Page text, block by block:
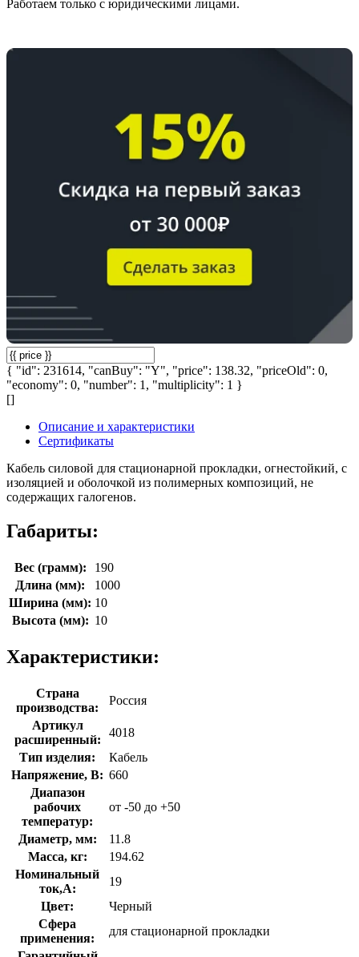
Работаем только с юридическими лицами.
{ "id": 231614, "canBuy": "Y", "price": 138.32, "priceOld": 0,
"economy": 0, "number": 1, "multiplicity": 1 }
[]
Описание и характеристики
Сертификаты
Кабель силовой для стационарной прокладки, огнестойкий, с
изоляцией и оболочкой из полимерных композиций, не
содержащих галогенов.
Габариты:
Вес (грамм):
190
Длина (мм):
1000
Ширина (мм): 10
Высота (мм): 10
Характеристики:
Страна
производства:
Россия
Артикул
расширенный:
4018
Тип изделия:
Кабель
Напряжение, В: 660
Диапазон
рабочих
температур:
от -50 до +50
Диаметр, мм:
11.8
Масса, кг:
194.62
Номинальный
ток,А:
19
Цвет:
Черный
Сфера
применения:
для стационарной прокладки